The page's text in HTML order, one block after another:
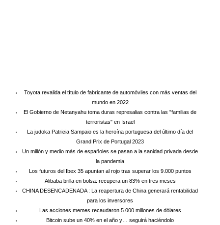
Toyota revalida el título de fabricante de automóviles con más ventas del
mundo en 2022
El Gobierno de Netanyahu toma duras represalias contra las "familias de
terroristas" en Israel
La judoka Patricia Sampaio es la heroína portuguesa del último día del
Grand Prix de Portugal 2023
Un millón y medio más de españoles se pasan a la sanidad privada desde
la pandemia
Los futuros del Ibex 35 apuntan al rojo tras superar los 9.000 puntos
Alibaba brilla en bolsa: recupera un 83% en tres meses
CHINA DESENCADENADA : La reapertura de China generará rentabilidad
para los inversores
Las acciones memes recaudaron 5.000 millones de dólares
Bitcoin sube un 40% en el año y… seguirá haciéndolo